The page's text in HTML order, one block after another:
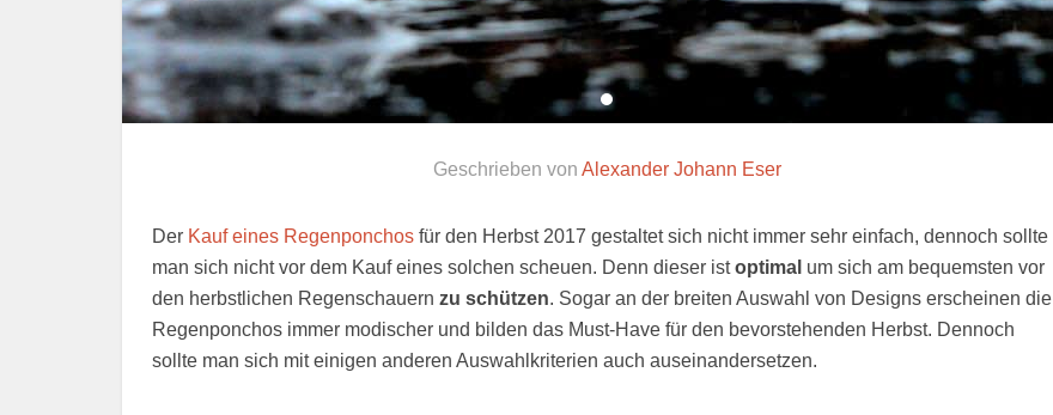
Geschrieben von Alexander Johann Eser
Der Kauf eines Regenponchos für den Herbst 2017 gestaltet sich nicht immer sehr einfach, dennoch sollte
man sich nicht vor dem Kauf eines solchen scheuen. Denn dieser istoptimal um sich am bequemsten vor
den herbstlichen Regenschauern zu schützen. Sogar an der breiten Auswahl von Designs erscheinen die
Regenponchos immer modischer und bilden das Must-Have für den bevorstehenden Herbst. Dennoch
sollte man sich mit einigen anderen Auswahlkriterien auch auseinandersetzen.